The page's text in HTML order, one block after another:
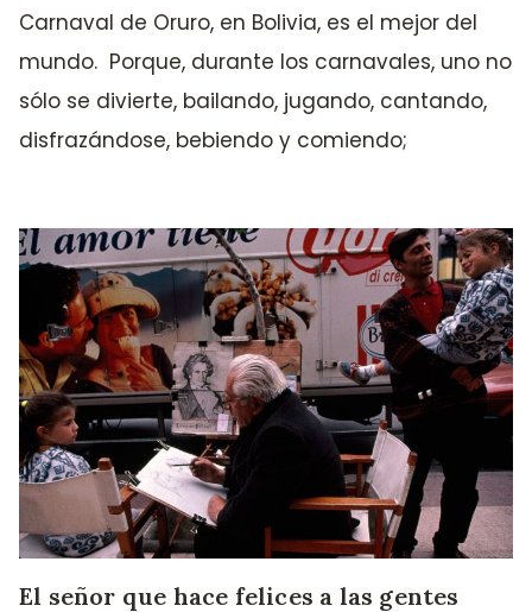
Carnaval de Oruro, en Bolivia, es el mejor del
mundo. Porque, durante los carnavales, uno no
sólo se divierte, bailando, jugando, cantando,
disfrazándose, bebiendo y comiendo;
El señor que hace felices a las gentes